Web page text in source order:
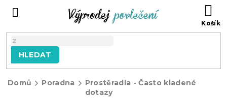
HLEDAT
Domů Poradna
Prostěradla - Často kladené
dotazy